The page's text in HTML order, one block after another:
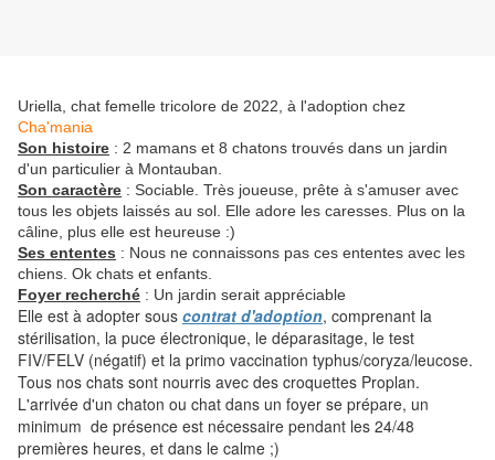
Uriella, chat femelle tricolore de 2022, à l'adoption chez
Cha'mania
Son histoire : 2 mamans et 8 chatons trouvés dans un jardin
d'un particulier à Montauban.
Son caractère : Sociable. Très joueuse, prête à s'amuser avec
tous les objets laissés au sol. Elle adore les caresses. Plus on la
câline, plus elle est heureuse :)
Ses ententes : Nous ne connaissons pas ces ententes avec les
chiens. Ok chats et enfants.
Foyer recherché : Un jardin serait appréciable
Elle est à adopter sous contrat d'adoption, comprenant la
stérilisation, la puce électronique, le déparasitage, le test
FIV/FELV (négatif) et la primo vaccination typhus/coryza/leucose.
Tous nos chats sont nourris avec des croquettes Proplan.
L'arrivée d'un chaton ou chat dans un foyer se prépare, un
minimum de présence est nécessaire pendant les 24/48
premières heures, et dans le calme ;)